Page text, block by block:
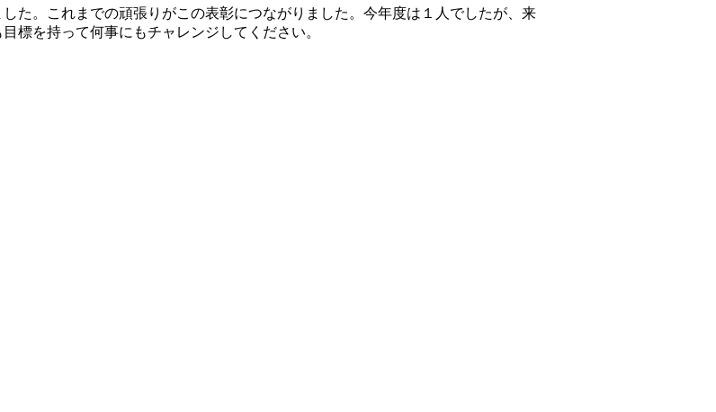
た。これまでの頑張りがこの表彰につながりました。今年度は１人でしたが、来
標を持って何事にもチャレンジしてください。